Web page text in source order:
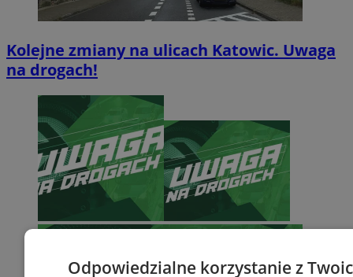
Kolejne zmiany na ulicach Katowic. Uwaga
na drogach!
Odpowiedzialne korzystanie z